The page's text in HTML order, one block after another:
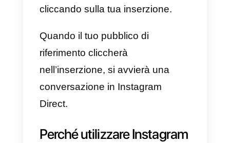
6) Seleziona il “
messaggio”, creandone uno
nuovo oppure utilizzandone uno
già esistente, quindi clicca su
“Salva e termina”;